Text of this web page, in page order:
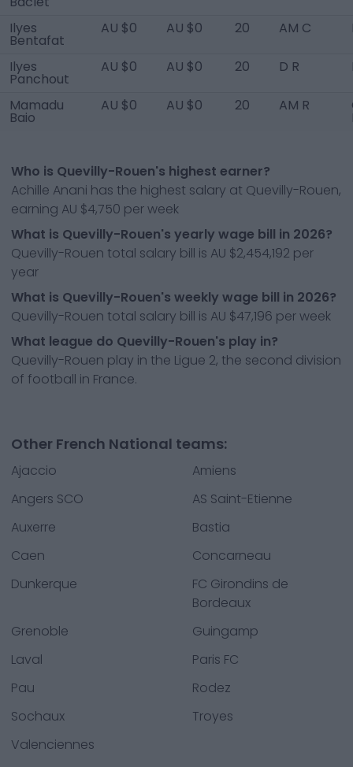
Ilyes
Bentafat
AU $0 AU $0 20 AM C
Ilyes
Panchout
AU $0 AU $0 20 D R
Mamadu
Baio
AU $0 AU $0 20 AM R
Who is Quevilly-Rouen's highest earner?
Achille Anani has the highest salary at Quevilly-Rouen,
earning AU $4,750 per week
What is Quevilly-Rouen's yearly wage bill in 2026?
Quevilly-Rouen total salary bill is AU $2,454,192 per
year
What is Quevilly-Rouen's weekly wage bill in 2026?
Quevilly-Rouen total salary bill is AU $47,196 per week
What league do Quevilly-Rouen's play in?
Quevilly-Rouen play in the Ligue 2, the second division
of football in France.
Other French National teams:
Ajaccio
Amiens
Angers SCO
AS Saint-Etienne
Auxerre
Bastia
Caen
Concarneau
Dunkerque
FC Girondins de
Bordeaux
Grenoble
Guingamp
Laval
Paris FC
Pau
Rodez
Sochaux
Troyes
Valenciennes